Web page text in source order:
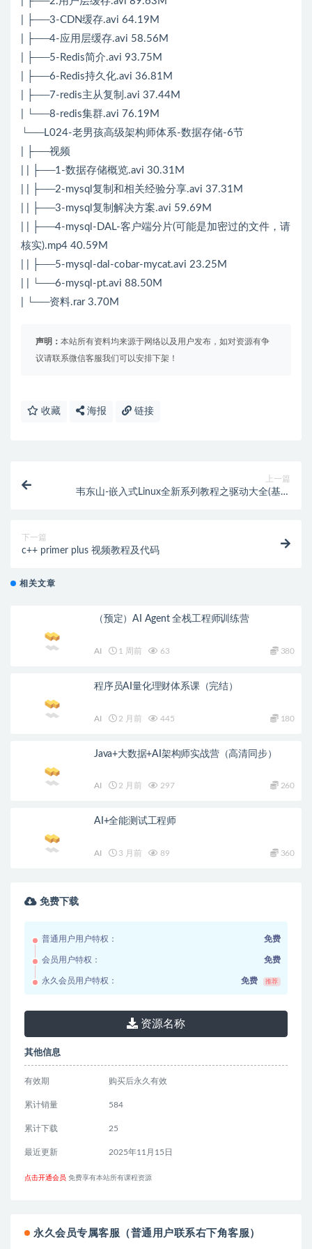
| ├──3-CDN缓存.avi 64.19M
| ├──4-应用层缓存.avi 58.56M
| ├──5- Redis简介.avi 93.75M
| ├──6- Redis持久化.avi 36.81M
| ├──7-redis主从复制.avi 37.44M
| └──8-redis集群.avi 76.19M
└──L024-老男孩高级架构师体系-数据存储-6节
| ├──视频
| | ├──1-数据存储概览.avi 30.31M
| | ├──2-mysql复制和相关经验分享.avi 37.31M
| | ├──3-mysql复制解决方案.avi 59.69M
| | ├──4-mysql-DAL-客户端分片(可能是加密过的文件，请
核实).mp4 40.59M
| | ├──5-mysql-dal-cobar-mycat.avi 23.25M
| | └──6-mysql-pt.avi 88.50M
| └──资料.rar 3.70M
声明： 本站所有资料均来源于网络以及用户发布，如对资源有争
议请联系微信客服我们可以安排下架！
收藏 海报 链接
上一篇
韦东山-嵌入式Linux全新系列教程之驱动大全(基于
下一篇
c++ primer plus 视频教程及代码
相关文章
（预定）AI Agent 全栈工程师训练营
AI 1 周前 63 380
程序员AI量化理财体系课（完结）
AI 2 月前 445 180
Java+大数据+AI架构师实战营（高清同步）
AI 2 月前 297 260
AI+全能测试工程师
AI 3 月前 89 360
免费下载
普通用户用户特权： 免费
会员用户特权： 免费
永久会员用户特权： 免费 推荐
资源名称
其他信息
有效期 购买后永久有效
累计销量 584
累计下载 25
最近更新 2025年11月15日
点击开通会员 免费享有本站所有课程资源
永久会员专属客服（普通用户联系右下角客服）